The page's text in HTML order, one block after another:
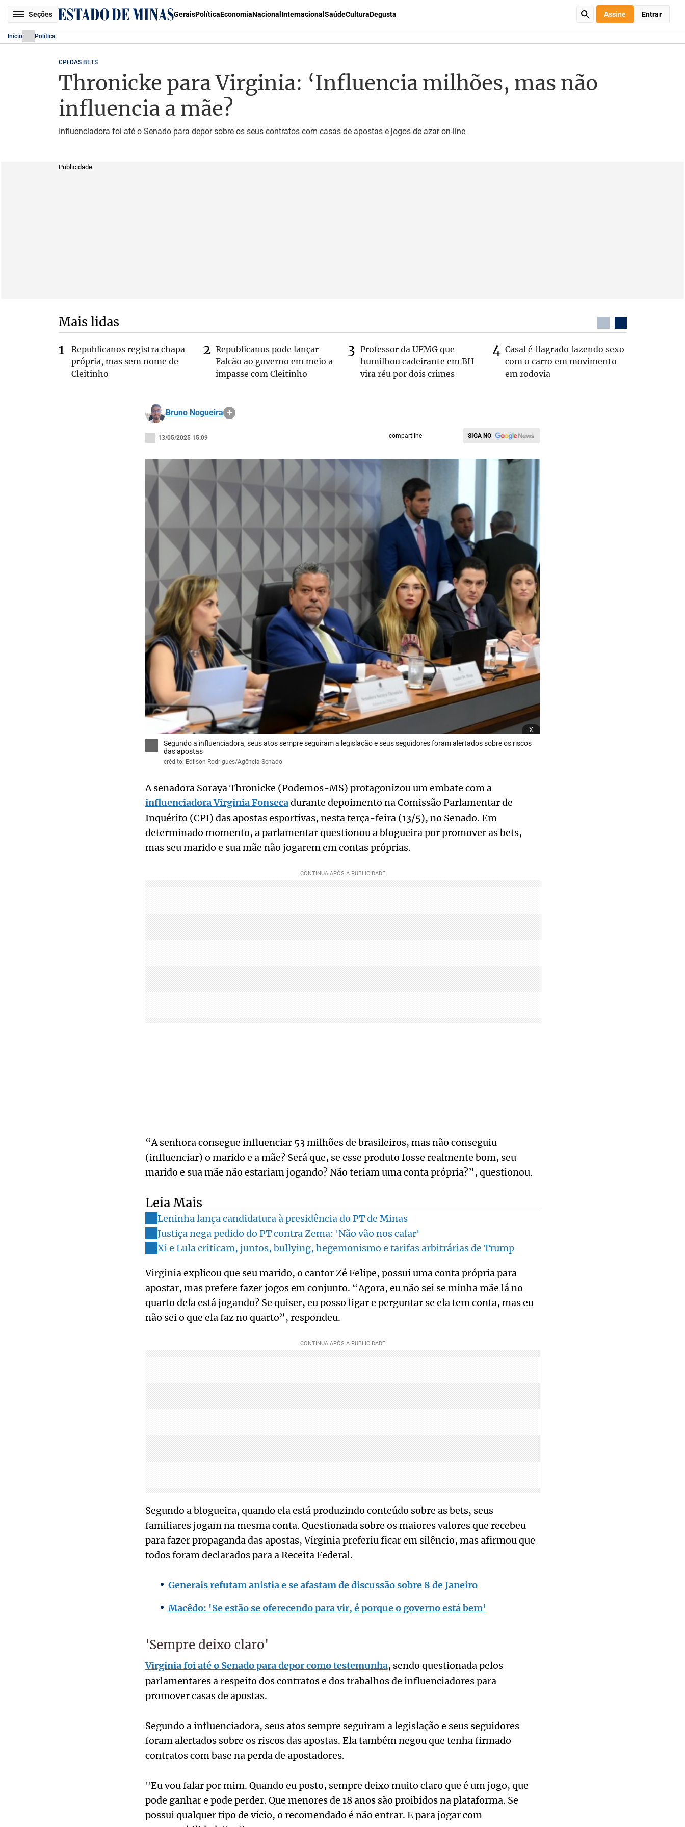
Seções GeraisPolíticaEconomiaNacional Internacional SaúdeCulturaDegusta Assine Entrar
Início Política
CPI DAS BETS
Thronicke para Virginia: ‘Influencia milhões, mas não
influencia a mãe?
Influenciadora foi até o Senado para depor sobre os seus contratos com casas de apostas e jogos de azar on-line
Publicidade
Mais lidas
Republicanos registra chapa
própria, mas sem nome de
Cleitinho
Republicanos pode lançar
Falcão ao governo em meio a
impasse com Cleitinho
Professor da UFMG que
humilhou cadeirante em BH
vira réu por dois crimes
Casal é flagrado fazendo sexo
com o carro em movimento
em rodovia
Bruno Nogueira
13/05/2025 15:09 compartilhe SIGA NO
x
Segundo a influenciadora, seus atos sempre seguiram a legislação e seus seguidores foram alertados sobre os riscos
das apostas
crédito: Edilson Rodrigues/Agência Senado
A senadora Soraya Thronicke (Podemos-MS) protagonizou um embate com a
influenciadora Virginia Fonsecadurante depoimento na Comissão Parlamentar de
Inquérito (CPI) das apostas esportivas, nesta terça-feira (13/5), no Senado. Em
determinado momento, a parlamentar questionou a blogueira por promover as bets,
mas seu marido e sua mãe não jogarem em contas próprias.
“A senhora consegue influenciar 53 milhões de brasileiros, mas não conseguiu
(influenciar) o marido e a mãe? Será que, se esse produto fosse realmente bom, seu
marido e sua mãe não estariam jogando? Não teriam uma conta própria?”, questionou.
Leia Mais
Leninha lança candidatura à presidência do PT de Minas
Justiça nega pedido do PT contra Zema: 'Não vão nos calar'
Xi e Lula criticam, juntos, bullying, hegemonismo e tarifas arbitrárias de Trump
Virginia explicou que seu marido, o cantor Zé Felipe, possui uma conta própria para
apostar, mas prefere fazer jogos em conjunto. “Agora, eu não sei se minha mãe lá no
quarto dela está jogando? Se quiser, eu posso ligar e perguntar se ela tem conta, mas eu
não sei o que ela faz no quarto”, respondeu.
Segundo a blogueira, quando ela está produzindo conteúdo sobre as bets, seus
familiares jogam na mesma conta. Questionada sobre os maiores valores que recebeu
para fazer propaganda das apostas, Virginia preferiu ficar em silêncio, mas afirmou que
todos foram declarados para a Receita Federal.
Generais refutam anistia e se afastam de discussão sobre 8 de Janeiro
Macêdo: 'Se estão se oferecendo para vir, é porque o governo está bem'
'Sempre deixo claro'
Virginia foi até o Senado para depor como testemunha, sendo questionada pelos
parlamentares a respeito dos contratos e dos trabalhos de influenciadores para
promover casas de apostas.
Segundo a influenciadora, seus atos sempre seguiram a legislação e seus seguidores
foram alertados sobre os riscos das apostas. Ela também negou que tenha firmado
contratos com base na perda de apostadores.
"Eu vou falar por mim. Quando eu posto, sempre deixo muito claro que é um jogo, que
pode ganhar e pode perder. Que menores de 18 anos são proibidos na plataforma. Se
possui qualquer tipo de vício, o recomendado é não entrar. E para jogar com